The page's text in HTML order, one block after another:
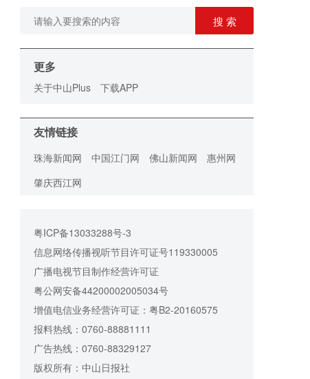
搜 索
更多
关于中山Plus 下载APP
友情链接
珠海新闻网 中国江门网 佛山新闻网
惠州网
肇庆西江网
粤ICP备13033288号-3
信息网络传播视听节目许可证号119330005
广播电视节目制作经营许可证
粤公网安备44200002005034号
增值电信业务经营许可证：粤B2-20160575
报料热线：0760-88881111
广告热线：0760-88329127
版权所有：中山日报社